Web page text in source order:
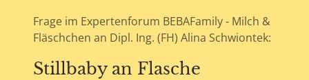
Frage im Expertenforum BEBAFamily - Milch &
Fläschchen an Dipl. Ing. (FH) Alina Schwiontek:
Stillbaby an Flasche